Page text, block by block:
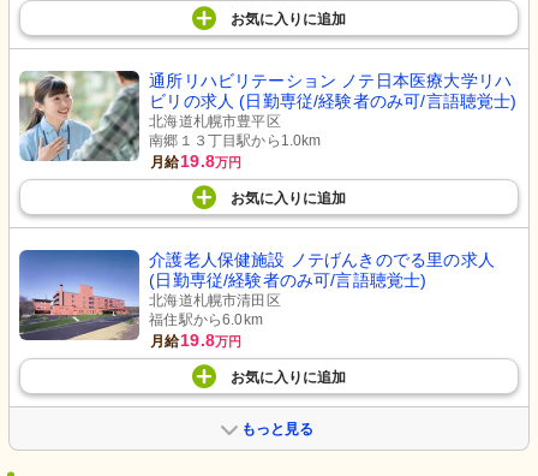
お気に入り に追加
通所リハビリテーション ノテ日本医療大学リハ
ビリの求人 (日勤専従/経験者のみ可/言語聴覚士)
北海道札幌市豊平区
南郷１３丁目駅から1.0km
月給19.8万円
お気に入り に追加
介護老人保健施設 ノテげんきのでる里の求人
(日勤専従/経験者のみ可/言語聴覚士)
北海道札幌市清田区
福住駅から6.0km
月給19.8万円
お気に入り に追加
もっと見る